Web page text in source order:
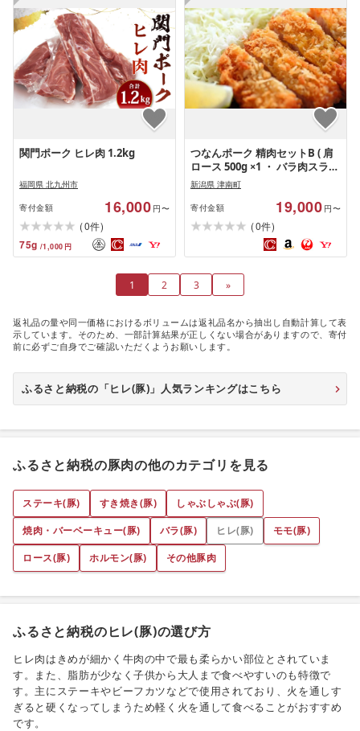
関門ポーク ヒレ肉 1.2kg
福岡県 北九州市
寄付金額 16,000 円〜
(0件)
75g /1,000 円
つなんポーク 精肉セットB ( 肩
ロース 500g ×1 ・ バラ肉スライ
ス 500g ×1 ・ とんかつ用ロース
150g ×2 ・ とんかつ用ヒレ肉
100g ×2 ) | 新潟県
新潟県 津南町
寄付金額 19,000 円〜
(0件)
1 2 3 »
返礼品の量や同一価格におけるボリュームは返礼品名から抽出し自動計算して表
示しています。そのため、一部計算結果が正しくない場合がありますので、寄付
前に必ずご自身でご確認いただくようお願いします。
ふるさと納税の「ヒレ(豚)」人気ランキングはこちら
ふるさと納税の豚肉の他のカテゴリを見る
ステーキ(豚) すき焼き(豚)
しゃぶしゃぶ(豚)
焼肉・バーベーキュー(豚)
バラ(豚) ヒレ(豚)
モモ(豚)
ロース(豚)
ホルモン(豚) その他豚肉
ふるさと納税のヒレ(豚)の選び方
ヒレ肉はきめが細かく牛肉の中で最も柔らかい部位とされていま
す。また、脂肪が少なく子供から大人まで食べやすいのも特徴で
す。主にステーキやビーフカツなどで使用されており、火を通しす
ぎると硬くなってしまうため軽く火を通して食べることがおすすめ
です。